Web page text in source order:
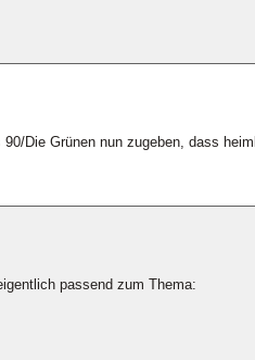
Die Grünen nun zugeben, dass
passend zum Thema: